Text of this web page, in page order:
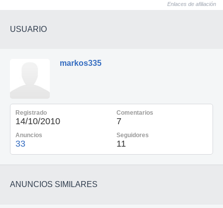
Enlaces de afiliación
USUARIO
markos335
Registrado
14/10/2010
Comentarios
7
Anuncios
33
Seguidores
11
ANUNCIOS SIMILARES